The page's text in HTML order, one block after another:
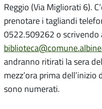
Reggio (Via Migliorati 6).
prenotare i tagliandi
0522.509262 o scrivendo
andranno ritirati la sera
mezz’ora prima
sono numerati.